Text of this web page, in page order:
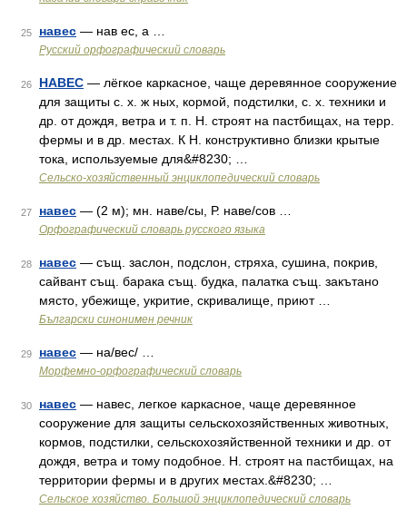
25 навес — нав ес, а …
Русский орфографический словарь
26 НАВЕС — лёгкое каркасное, чаще деревянное сооружение
для защиты с. х. ж ных, кормой, подстилки, с. х. техники и
др. от дождя, ветра и т. п. Н. строят на пастбищах, на терр.
фермы и в др. местах. К Н. конструктивно близки крытые
тока, используемые для&#8230; …
Сельско-хозяйственный энциклопедический словарь
27 навес — (2 м); мн. наве/сы, Р. наве/сов …
Орфографический словарь русского языка
28 навес — същ. заслон, подслон, стряха, сушина, покрив,
сайвант същ. барака същ. будка, палатка същ. закътано
място, убежище, укритие, скривалище, приют …
Български синонимен речник
29 навес — на/вес/ …
Морфемно-орфографический словарь
30 навес — навес, легкое каркасное, чаще деревянное
сооружение для защиты сельскохозяйственных животных,
кормов, подстилки, сельскохозяйственной техники и др. от
дождя, ветра и тому подобное. Н. строят на пастбищах, на
территории фермы и в других местах.&#8230; …
Сельское хозяйство. Большой энциклопедический словарь